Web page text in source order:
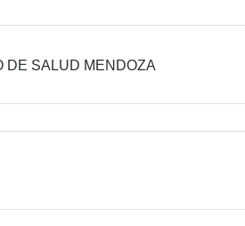
DE SALUD MENDOZA